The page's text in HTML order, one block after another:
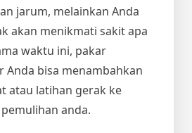
jarum, melainkan Anda
akan menikmati sakit apa
waktu ini, pakar
Anda bisa menambahkan
atau latihan gerak ke
anda.